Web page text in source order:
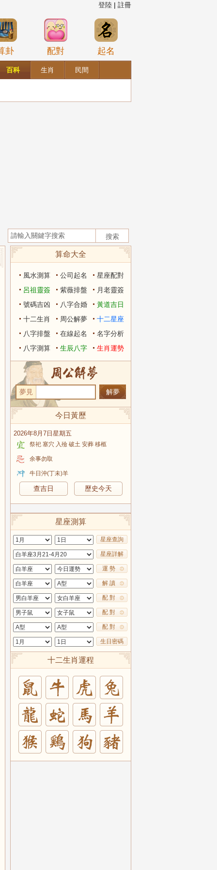
登陸 | 註冊
卦 配對 起名
百科 生肖 民間
算命大全
風水測算 公司起名
星座配對
呂祖靈簽
紫薇排盤
月老靈簽
號碼吉凶
八字合婚
黃道吉日
十二生肖
周公解夢
十二星座
八字排盤
在線起名
名字分析
八字測算
生辰八字 生肖運勢
夢見
今日黃歷
2026年8月7日星期五
祭祀 塞穴 入殮 破土 安葬 移柩
余事勿取
牛日沖(丁未)羊
查吉日 歷史今天
星座測算
星座查詢
星座詳解
運 勢
解 讀
配 對
配 對
配 對
生日密碼
十二生肖運程